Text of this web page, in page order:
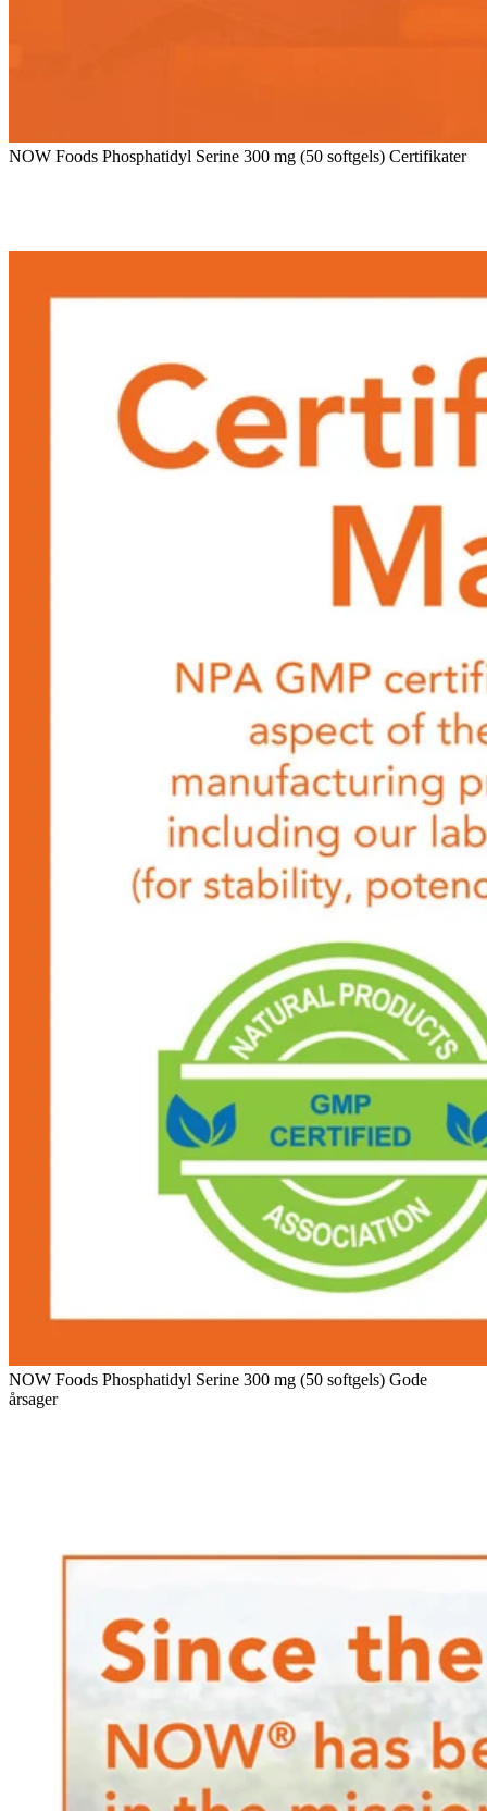
NOW Foods Phosphatidyl Serine 300 mg (50 softgels) Certifikater
NOW Foods Phosphatidyl Serine 300 mg (50 softgels) Gode
årsager